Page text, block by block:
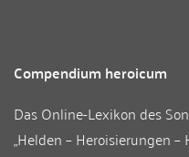
Compendium heroicum
Das Online-Lexikon des
„Helden – Heroisierungen –